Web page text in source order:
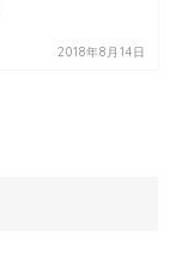
2018年8月14日